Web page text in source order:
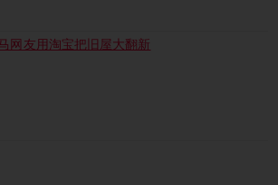
网友用淘宝把旧屋大翻新